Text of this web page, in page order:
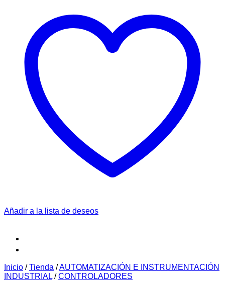
Añadir a la lista de deseos
Inicio / Tienda /AUTOMATIZACIÓN E INSTRUMENTACIÓN
INDUSTRIAL / CONTROLADORES